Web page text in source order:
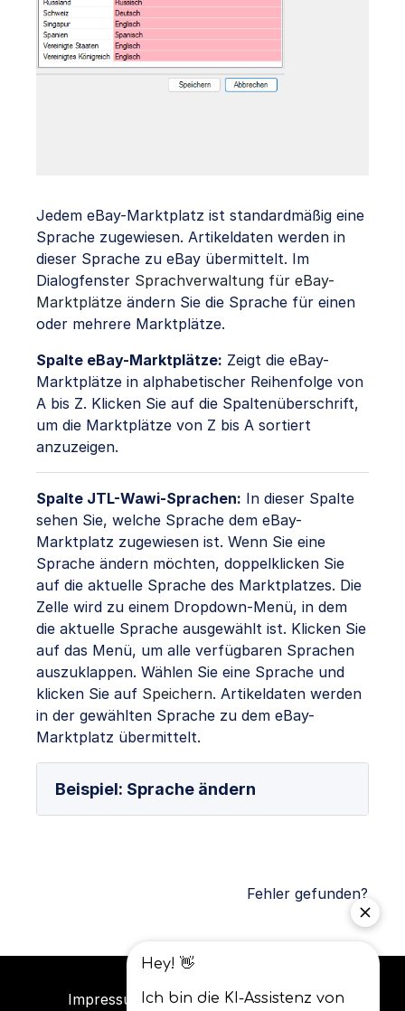
Jedem eBay-Marktplatz ist standardmäßig eine
Sprache zugewiesen. Artikeldaten werden in
dieser Sprache zu eBay übermittelt. Im
Dialogfenster Sprachverwaltung für eBay-
Marktplätze ändern Sie die Sprache für einen
oder mehrere Marktplätze.
Spalte eBay-Marktplätze: Zeigt die eBay-
Marktplätze in alphabetischer Reihenfolge von
A bis Z. Klicken Sie auf die Spaltenüberschrift,
um die Marktplätze von Z bis A sortiert
anzuzeigen.
Spalte JTL-Wawi-Sprachen: In dieser Spalte
sehen Sie, welche Sprache dem eBay-
Marktplatz zugewiesen ist. Wenn Sie eine
Sprache ändern möchten, doppelklicken Sie
auf die aktuelle Sprache des Marktplatzes. Die
Zelle wird zu einem Dropdown-Menü, in dem
die aktuelle Sprache ausgewählt ist. Klicken Sie
auf das Menü, um alle verfügbaren Sprachen
auszuklappen. Wählen Sie eine Sprache und
klicken Sie auf Speichern. Artikeldaten werden
in der gewählten Sprache zu dem eBay-
Marktplatz übermittelt.
Beispiel: Sprache ändern
Fehler gefunden?
Impressum Datenschutz AGB